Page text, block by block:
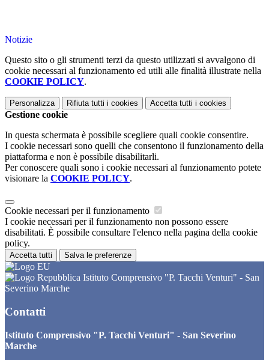
Notizie
Questo sito o gli strumenti terzi da questo utilizzati si avvalgono di
cookie necessari al funzionamento ed utili alle finalità illustrate nella
COOKIE POLICY.
Personalizza Rifiuta tutti i cookies Accetta tutti i cookies
Gestione cookie
In questa schermata è possibile scegliere quali cookie consentire.
I cookie necessari sono quelli che consentono il funzionamento della
piattaforma e non è possibile disabilitarli.
Per conoscere quali sono i cookie necessari al funzionamento potete
visionare la COOKIE POLICY.
Cookie necessari per il funzionamento
I cookie necessari per il funzionamento non possono essere
disabilitati. È possibile consultare l'elenco nella pagina della cookie
policy.
Accetta tutti Salva le preferenze
Istituto Comprensivo "P. Tacchi Venturi" - San
Severino Marche
Contatti
Istituto Comprensivo "P. Tacchi Venturi" - San Severino
Marche